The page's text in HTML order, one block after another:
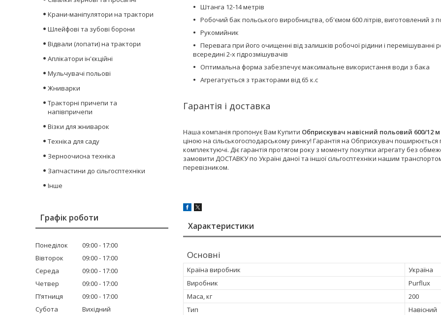
Штанга 12-14 метрів
Робочий бак польського виробництва, об'ємом 600 літрів, виготовлений з
Рукомийник
Перевага при його очищенні від залишків робочої рідини і
всередині 2-х гідрозмішувачів
Оптимальна форма забезпечує максимальне використання води з бака
Агрегатується з тракторами від 65 к.с
Гарантія і доставка
Наша компанія пропонує Вам Купити Обприскувач навісний польовий 600/12 м
ціною на сільськогосподарському ринку! Гарантія на Обприскувач
комплектуючі. Діє гарантія протягом року з моменту покупки агрегату без
замовити ДОСТАВКУ по Україні даної та іншої сільгосптехніки нашим
перевізником.
Характеристики
Основні
Країна виробник
Україна
Виробник
Purflux
Маса, кг
200
Тип
Навісний
Крани-маніпулятори на трактори
Шлейфові та зубові борони
Відвали (лопати) на трактори
Аплікатори ін'єкційні
Мульчувачі польові
Жниварки
Тракторні причепи та
напівпричепи
Візки для жниварок
Техніка для саду
Зерноочисна техніка
Запчастини до сільгосптехніки
Інше
Графік роботи
Понеділок 09:00
17:00
Вівторок
09:00
17:00
Середа
09:00
17:00
Четвер
09:00
17:00
Пʼятниця
09:00
17:00
Субота
Вихідний